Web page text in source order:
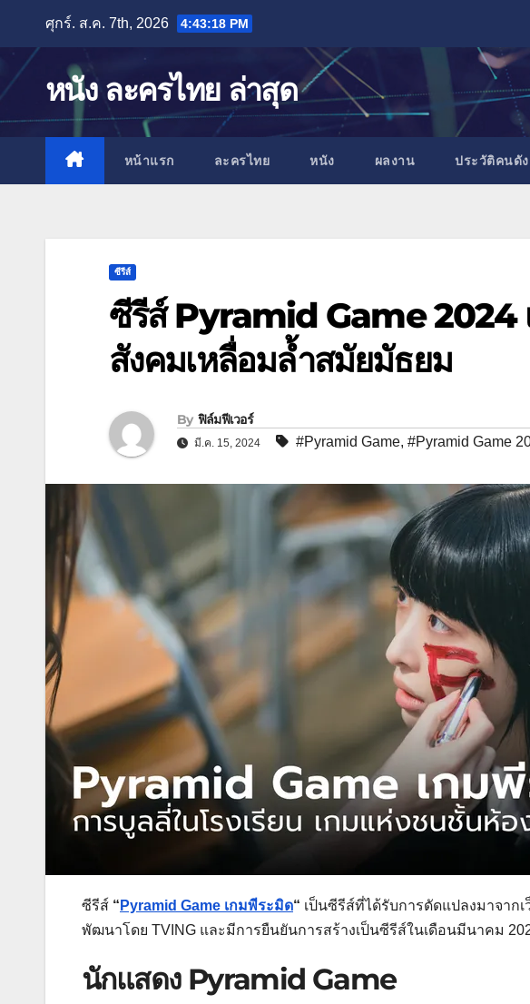
content
ศุกร์. ส.ค. 7th, 2026 4:43:19 PM
หนัง ละครไทย ล่าสุด
หน้าแรก ละครไทย หนัง ผลงาน ประวัติคนดัง
ซีรีส์
ซีรีส์ Pyramid Game 2024
สังคมเหลื่อมล้ำสมัยมัธยม
By ฟิล์มฟีเวอร์
มี.ค. 15, 2024 #Pyramid Game, #Pyramid Game
ซีรีส์ “ Pyramid Game เกมพีระมิด“ เป็นซีรีส์ที่ได้รับการดัดแปลงมาจาก
พัฒนาโดย TVING และมีการยืนยันการสร้างเป็นซีรีส์ในเดือนมีนาคม
นักแสดง Pyramid Game